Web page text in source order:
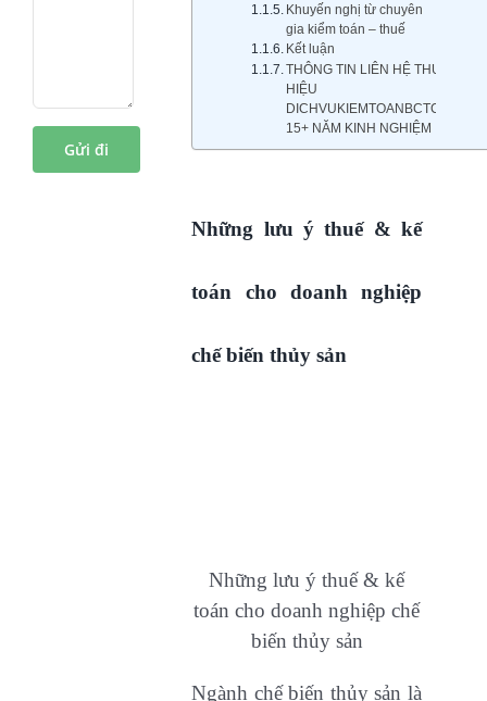
Khuyến nghị từ chuyên
gia kiểm toán – thuế
Kết luận
THÔNG TIN LIÊN HỆ THƯƠNG
HIỆU
DICHVUKIEMTOANBCTC.COM
15+ NĂM KINH NGHIỆM
Những lưu ý thuế & kế
toán cho doanh nghiệp
chế biến thủy sản
Những lưu ý thuế & kế
toán cho doanh nghiệp chế
biến thủy sản
Ngành chế biến thủy sản là